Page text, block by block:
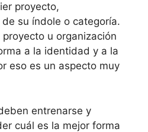
proyecto,
su índole o categoría.
u organización
a la identidad y a la
eso es un aspecto muy
entrenarse y
cuál es la mejor forma